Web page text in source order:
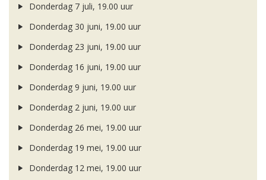
Donderdag 7 juli, 19.00 uur
Donderdag 30 juni, 19.00 uur
Donderdag 23 juni, 19.00 uur
Donderdag 16 juni, 19.00 uur
Donderdag 9 juni, 19.00 uur
Donderdag 2 juni, 19.00 uur
Donderdag 26 mei, 19.00 uur
Donderdag 19 mei, 19.00 uur
Donderdag 12 mei, 19.00 uur